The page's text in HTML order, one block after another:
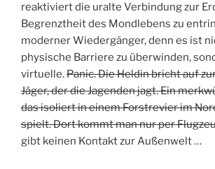
reaktiviert die uralte Verbindung zur
Begrenztheit des Mondlebens zu
moderner Wiedergänger, denn es ist
physische Barriere zu überwinden,
virtuelle.Panic. Die Heldin bricht auf
Jäger, der die Jagenden jagt. Ein
das isoliert in einem Forstrevier im
spielt. Dort kommt man nur per
gibt keinen Kontakt zur Außenwelt …